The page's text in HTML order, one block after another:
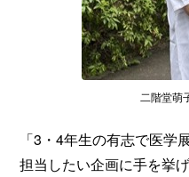
二階堂
「3・4年生の有志で医学
担当したい企画に手を挙